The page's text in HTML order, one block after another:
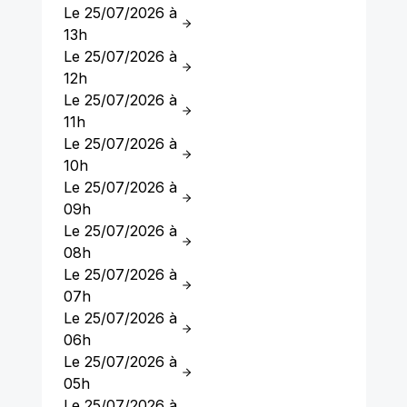
Le 25/07/2026 à
13h
Le 25/07/2026 à
12h
Le 25/07/2026 à
11h
Le 25/07/2026 à
10h
Le 25/07/2026 à
09h
Le 25/07/2026 à
08h
Le 25/07/2026 à
07h
Le 25/07/2026 à
06h
Le 25/07/2026 à
05h